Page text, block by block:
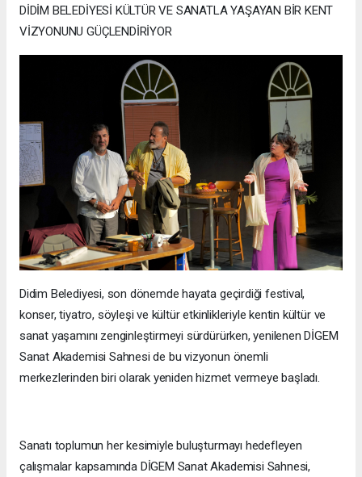
DİDİM BELEDİYESİ KÜLTÜR VE SANATLA YAŞAYAN BİR KENT
VİZYONUNU GÜÇLENDİRİYOR
Didim Belediyesi, son dönemde hayata geçirdiği festival,
konser, tiyatro, söyleşi ve kültür etkinlikleriyle kentin kültür ve
sanat yaşamını zenginleştirmeyi sürdürürken, yenilenen DİGEM
Sanat Akademisi Sahnesi de bu vizyonun önemli
merkezlerinden biri olarak yeniden hizmet vermeye başladı.
Sanatı toplumun her kesimiyle buluşturmayı hedefleyen
çalışmalar kapsamında DİGEM Sanat Akademisi Sahnesi,